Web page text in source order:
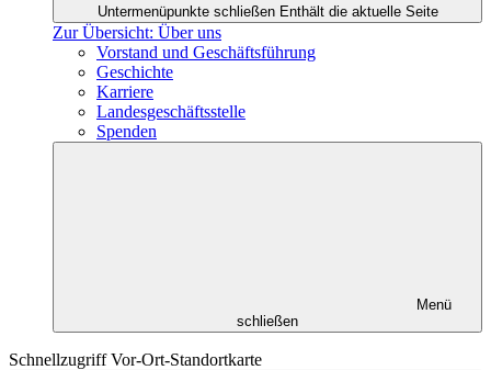
Untermenüpunkte schließen Enthält die aktuelle Seite
Zur Übersicht: Über uns
Vorstand und Geschäftsführung
Geschichte
Karriere
Landesgeschäftsstelle
Spenden
Menü
schließen
Schnellzugriff Vor-Ort-Standortkarte